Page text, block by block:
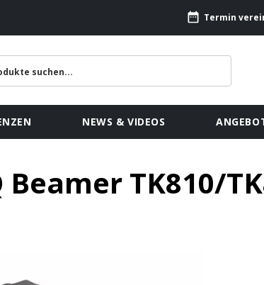
Termin
NEWS & VIDEOS
TK810/